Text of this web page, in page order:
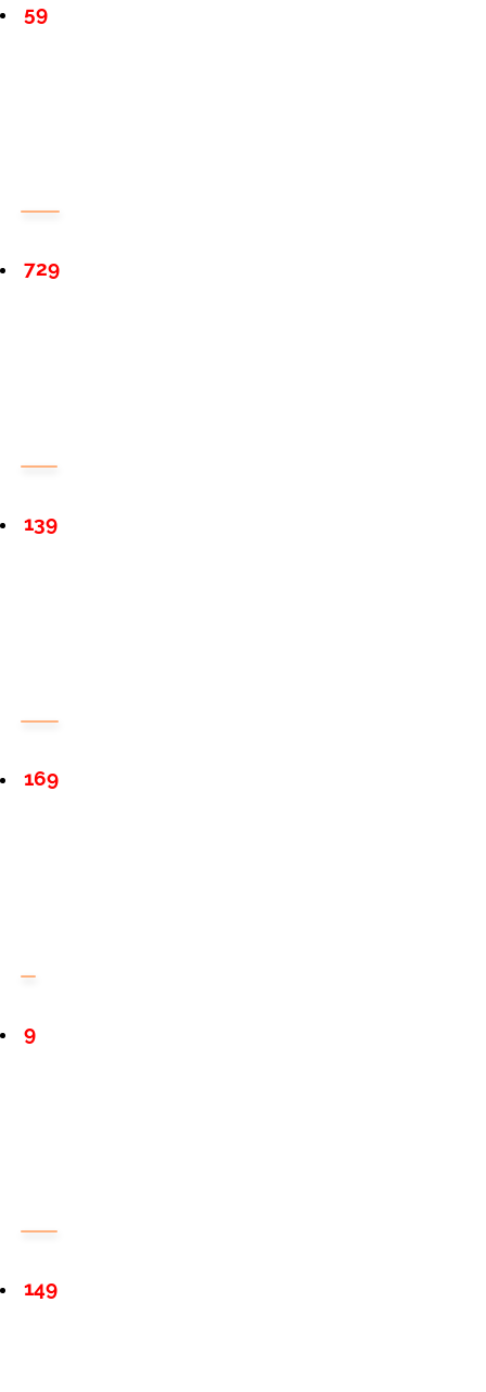
59
729
139
169
9
149